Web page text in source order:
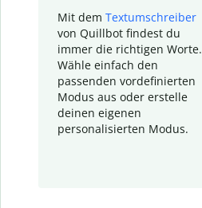
Mit dem Textumschreiber
von Quillbot findest du
immer die richtigen Worte.
Wähle einfach den
passenden vordefinierten
Modus aus oder erstelle
deinen eigenen
personalisierten Modus.